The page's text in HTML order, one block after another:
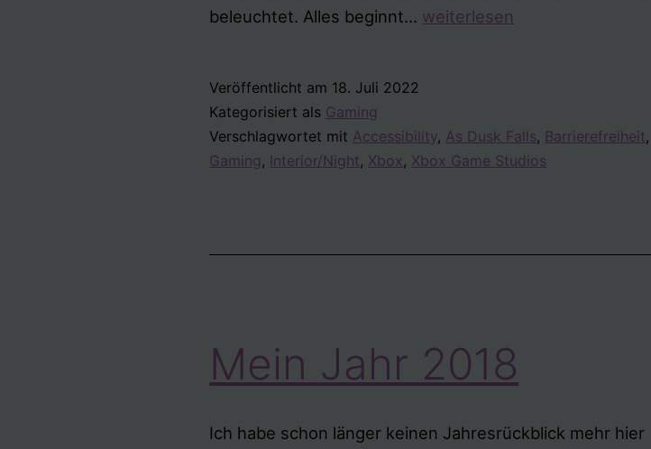
beleuchtet. Alles beginnt… As
Accessibility-
Test
weiterlesen
Veröffentlicht am 18. Juli 2022
Kategorisiert als Gaming
Verschlagwortet mit Accessibility, As Dusk Falls, Barrierefreiheit,
Gaming , Interior/Night, Xbox , Xbox Game Studios
Mein Jahr 2018
Ich habe schon länger keinen Jahresrückblick mehr hier